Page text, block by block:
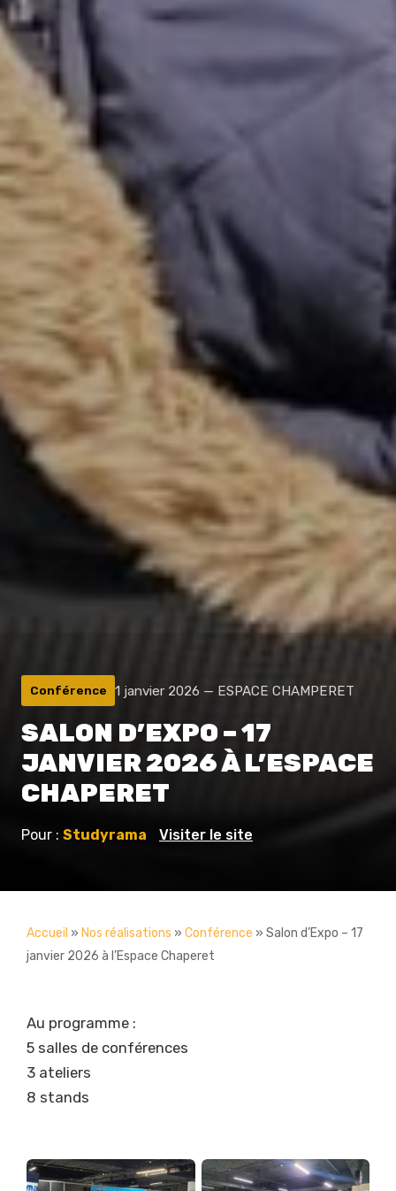
Conférence 1 janvier 2026 — ESPACE CHAMPERET
SALON D’EXPO – 17
JANVIER 2026 À L’ESPACE
CHAPERET
Pour : Studyrama Visiter le site
Accueil » Nos réalisations » Conférence » Salon d’Expo – 17
janvier 2026 à l’Espace Chaperet
Au programme :
5 salles de conférences
3 ateliers
8 stands